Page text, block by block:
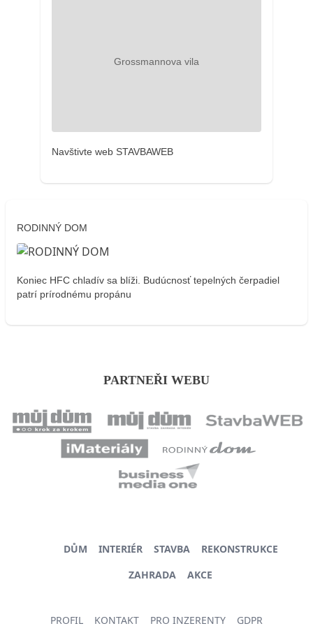
Navštivte web STAVBAWEB
RODINNÝ DOM
Koniec HFC chladív sa blíži. Budúcnosť tepelných čerpadiel
patrí prírodnému propánu
PARTNEŘI WEBU
DŮM INTERIÉR STAVBA
REKONSTRUKCE
ZAHRADA
AKCE
PROFIL KONTAKT PRO INZERENTY GDPR